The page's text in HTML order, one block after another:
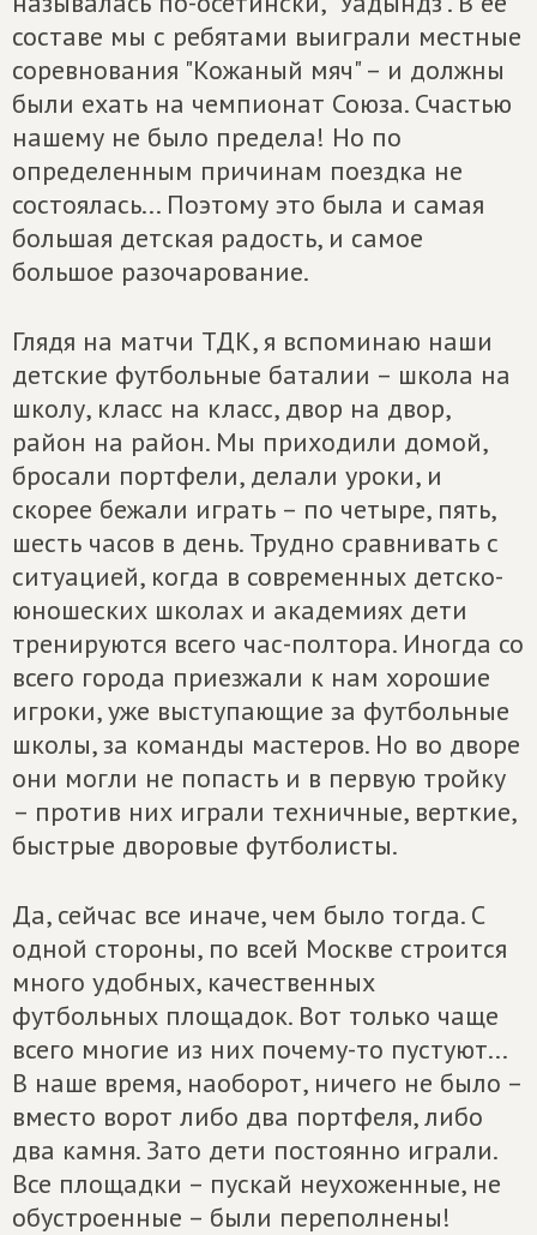
составе мы с ребятами выиграли местные
соревнования "Кожаный мяч" – и должны
были ехать на чемпионат Союза. Счастью
нашему не было предела! Но по
определенным причинам поездка не
состоялась... Поэтому это была и самая
большая детская радость, и самое
большое разочарование.
Глядя на матчи ТДК, я вспоминаю наши
детские футбольные баталии – школа на
школу, класс на класс, двор на двор,
район на район. Мы приходили домой,
бросали портфели, делали уроки, и
скорее бежали играть – по четыре, пять,
шесть часов в день. Трудно сравнивать с
ситуацией, когда в современных детско-
юношеских школах и академиях дети
тренируются всего час-полтора. Иногда со
всего города приезжали к нам хорошие
игроки, уже выступающие за футбольные
школы, за команды мастеров. Но во дворе
они могли не попасть и в первую тройку
– против них играли техничные, верткие,
быстрые дворовые футболисты.
Да, сейчас все иначе, чем было тогда. С
одной стороны, по всей Москве строится
много удобных, качественных
футбольных площадок. Вот только чаще
всего многие из них почему-то пустуют...
В наше время, наоборот, ничего не было –
вместо ворот либо два портфеля, либо
два камня. Зато дети постоянно играли.
Все площадки – пускай неухоженные, не
обустроенные – были переполнены!